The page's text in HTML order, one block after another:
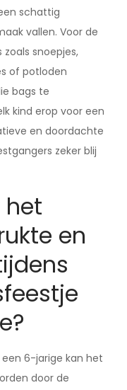
schattig
vallen. Voor de
snoepjes,
of potloden
bags te
kind erop voor een
en doordachte
zeker blij
het
en
6-jarige kan het
door de